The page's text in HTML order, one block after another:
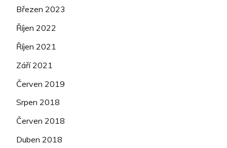
Březen 2023
Říjen 2022
Říjen 2021
Září 2021
Červen 2019
Srpen 2018
Červen 2018
Duben 2018